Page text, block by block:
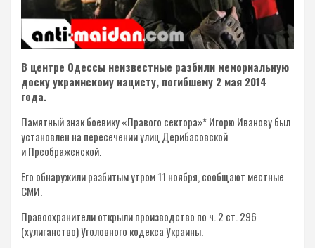
В центре Одессы неизвестные разбили мемориальную
доску украинскому нацисту, погибшему 2 мая 2014
года.
Памятный знак боевику «Правого сектора»* Игорю Иванову был
установлен на пересечении улиц Дерибасовской
и Преображенской.
Его обнаружили разбитым утром 11 ноября, сообщают местные
СМИ.
Правоохранители открыли производство по ч. 2 ст. 296
(хулиганство) Уголовного кодекса Украины.